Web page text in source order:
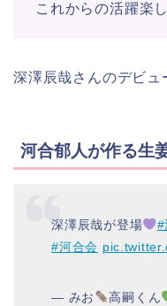
これからの活躍楽
深澤辰哉さんのデビュ
河合郁人が作る生
深澤辰哉が登場 #
#河合会
— みお 高嗣くん